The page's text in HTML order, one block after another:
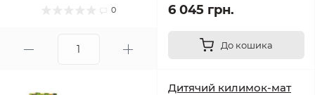
0 6 045 грн.
До кошика
Дитячий килимок-мат